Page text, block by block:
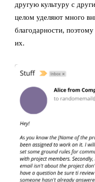
другую культуру с
целом уделяют много
благодарности,
их.